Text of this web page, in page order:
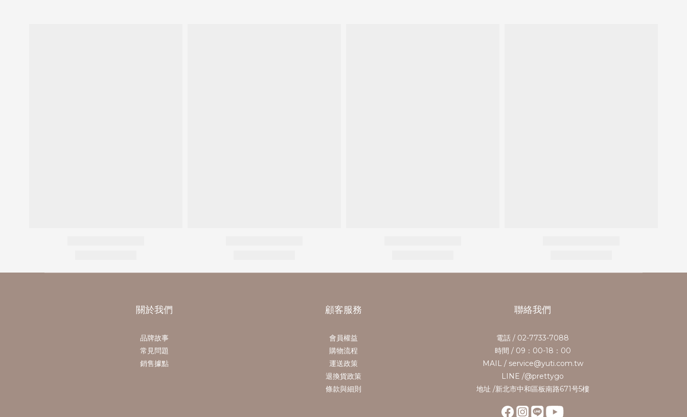
關於我們
品牌故事
常見問題
銷售據點
顧客服務
會員權益
購物流程
運送政策
退換貨政策
條款與細則
聯絡我們
電話 / 02-7733-7088
時間 / 09：00-18：00
MAIL / service@yuti.com.tw
LINE /@prettygo
地址 /新北市中和區板南路671号5樓